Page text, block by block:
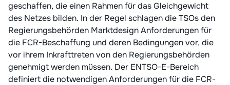
geschaffen, die einen Rahmen für das Gleichgewicht
des Netzes bilden. In der Regel schlagen die TSOs den
Regierungsbehörden Marktdesign Anforderungen für
die FCR-Beschaffung und deren Bedingungen vor, die
vor ihrem Inkrafttreten von den Regierungsbehörden
genehmigt werden müssen. Der ENTSO-E-Bereich
definiert die notwendigen Anforderungen für die FCR-